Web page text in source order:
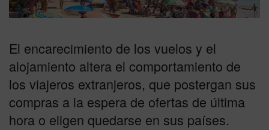
El encarecimiento de los vuelos y el
alojamiento altera el comportamiento de
los viajeros extranjeros, que postergan sus
compras a la espera de ofertas de última
hora o eligen quedarse en sus países.